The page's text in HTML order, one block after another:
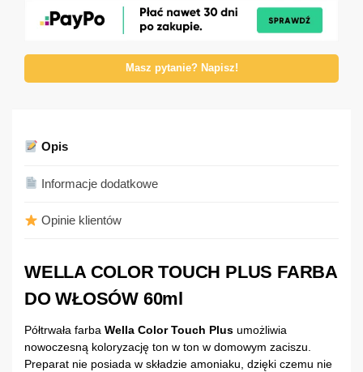
Masz pytanie? Napisz!
Opis
Informacje dodatkowe
Opinie klientów
WELLA COLOR TOUCH PLUS FARBA
DO WŁOSÓW 60ml
Półtrwała farba Wella Color Touch Plus umożliwia
nowoczesną koloryzację ton w ton w domowym zaciszu.
Preparat nie posiada w składzie amoniaku, dzięki czemu nie